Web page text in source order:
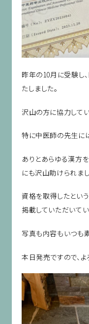
昨年の10月に受験し
たしました。
沢山の方に協力して
特に中医師の先生に
ありとあらゆる漢方
にも沢山助けられまし
資格を取得したとい
掲載していただいてい
写真も内容もいつも
本日発売ですので、よ